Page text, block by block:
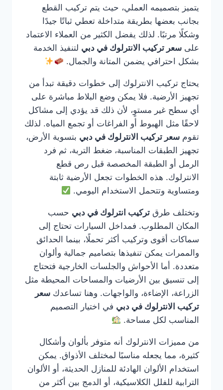
يتميز بتصميمه العملي، حيث يتم تركيب القطع
بجانب بعضها بطريقة متداخلة تعطي ثباتًا جيدًا
وشكلًا مرتبًا. لذلك يفضل الكثير من العملاء الاعتماد
على سعر تركيب الانترلوك في دبي لتنفيذ الخدمة
بشكل احترافي يضمن المتانة والجمال.
يحتاج تركيب الانترلوك إلى خطوات دقيقة تبدأ من
تجهيز الأرضية. فلا يمكن وضع البلاط مباشرة على
أي سطح غير مستوٍ، لأن ذلك قد يؤدي إلى مشاكل
لاحقًا مثل الهبوط أو الفراغات أو تجمع المياه. لذلك
تقوم سعر تركيب الانترلوك في دبي بتسوية الأرض،
تجهيز الطبقات المناسبة، ضغط التربة، ثم فرد
الرمل أو الطبقة المخصصة قبل رص قطع
الانترلوك. هذه الخطوات تجعل الأرضية ثابتة
ومتساوية وتتحمل الاستخدام اليومي.
وتختلف طرق تركيب انترلوك في دبي حسب
المكان المطلوب. فمداخل السيارات تحتاج إلى
سماكات أقوى وتركيب أكثر تحملًا، بينما الحدائق
والممرات يمكن تنفيذها بتصاميم جمالية وألوان
متعددة. أما الأحواش والجلسات الخارجية فتحتاج
إلى تنسيق بين الأرضيات والمساحات المحيطة مثل
الزراعة، الإضاءة، والواجهات. وهنا تساعدك سعر
تركيب الانترلوك في دبي في اختيار التصميم
المناسب لكل مساحة.
من مميزات الانترلوك أنه متوفر بألوان وأشكال
كثيرة، مما يجعله مناسبًا لمختلف الأذواق. يمكن
استخدام الألوان الهادئة للمنازل الحديثة، أو الألوان
الترابية للفلل الكلاسيكية، أو الدمج بين أكثر من